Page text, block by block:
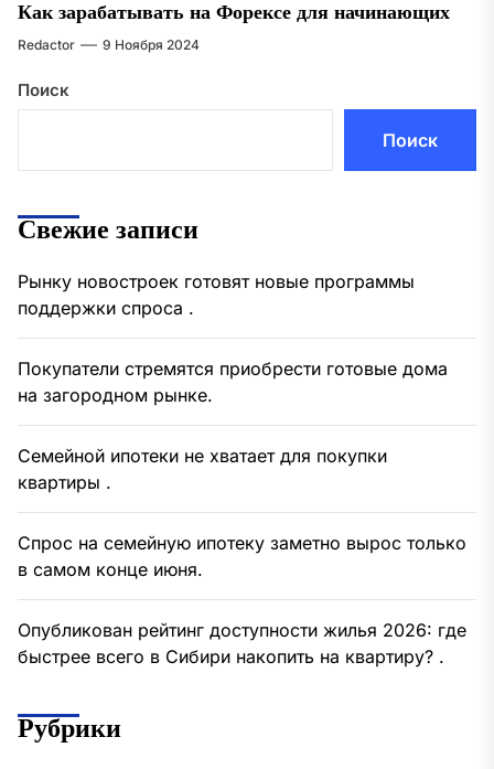
Как зарабатывать на Форексе для начинающих
Redactor 9 Ноября 2024
Поиск
Поиск
Свежие записи
Рынку новостроек готовят новые программы
поддержки спроса .
Покупатели стремятся приобрести готовые дома
на загородном рынке.
Семейной ипотеки не хватает для покупки
квартиры .
Спрос на семейную ипотеку заметно вырос только
в самом конце июня.
Опубликован рейтинг доступности жилья 2026: где
быстрее всего в Сибири накопить на квартиру? .
Рубрики